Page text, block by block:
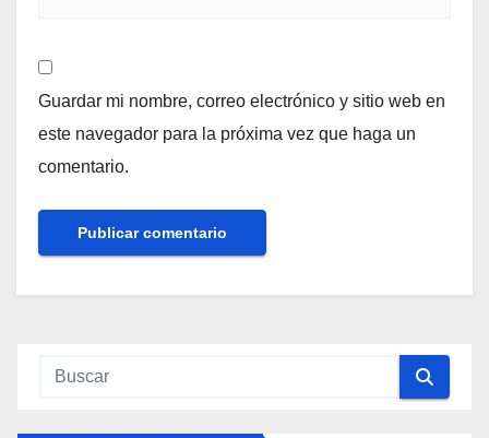
Guardar mi nombre, correo electrónico y sitio web en
este navegador para la próxima vez que haga un
comentario.